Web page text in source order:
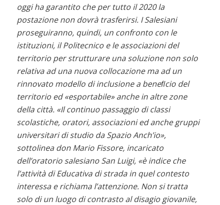
oggi ha garantito che per tutto il 2020 la
postazione non dovrà trasferirsi. I Salesiani
proseguiranno, quindi, un confronto con le
istituzioni, il Politecnico e le associazioni del
territorio per strutturare una soluzione non solo
relativa ad una nuova collocazione ma ad un
rinnovato modello di inclusione a beneﬁcio del
territorio ed «esportabile» anche in altre zone
della città. «Il continuo passaggio di classi
scolastiche, oratori, associazioni ed anche gruppi
universitari di studio da Spazio Anch’io»,
sottolinea don Mario Fissore, incaricato
dell’oratorio salesiano San Luigi, «è indice che
l’attività di Educativa di strada in quel contesto
interessa e richiama l’attenzione. Non si tratta
solo di un luogo di contrasto al disagio giovanile,